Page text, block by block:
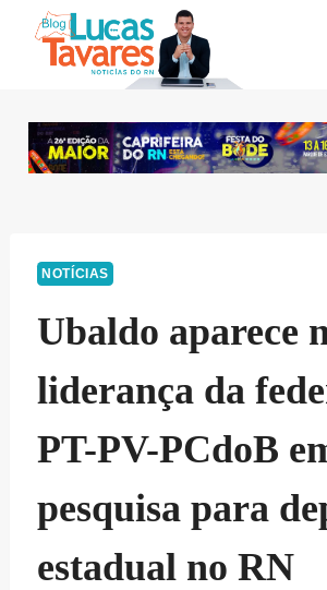
NOTÍCIAS
Ubaldo aparece
liderança da
PT-PV-PCdoB
pesquisa para
estadual no RN